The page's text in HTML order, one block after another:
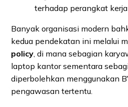
terhadap perangkat kerja
Banyak organisasi modern
kedua pendekatan ini melalui
policy , di mana sebagian
laptop kantor sementara
diperbolehkan menggunakan
pengawasan tertentu.